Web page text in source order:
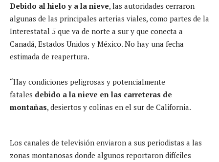
Debido al hielo y a la nieve, las autoridades cerraron
algunas de las principales arterias viales, como partes de la
Interestatal 5 que va de norte a sur y que conecta a
Canadá, Estados Unidos y México. No hay una fecha
estimada de reapertura.
“Hay condiciones peligrosas y potencialmente
fatales debido a la nieve en las carreteras de
montañas, desiertos y colinas en el sur de California.
Los canales de televisión enviaron a sus periodistas a las
zonas montañosas donde algunos reportaron difíciles